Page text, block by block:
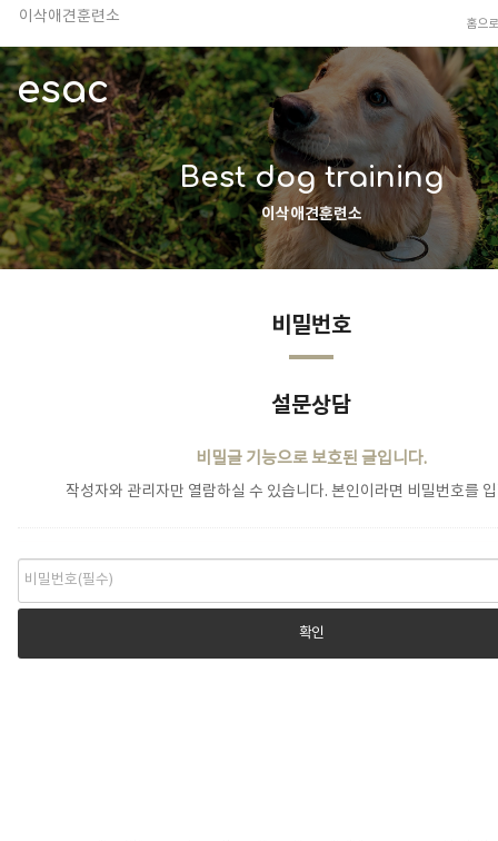
이삭애견훈련소
안전하고 행복한 펫티켓 선도!
경기도 화성시 봉담읍 위치
이찬종, 이웅종 소장 소개
홈으로
esac
Best dog training
이삭애견훈련소
비밀번호
설문상담
비밀글 기능으로 보호된 글입니다.
작성자와 관리자만 열람하실 수 있습니다. 본인이라면 비밀번호를